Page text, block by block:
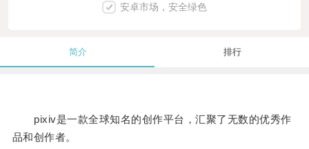
安卓市场，安全绿色
简介 排行
pixiv是一款全球知名的创作平台，汇聚了无数的优秀作
品和创作者。